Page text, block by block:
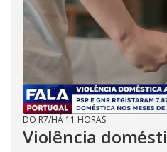
DO R7/HÁ 11 HORAS
Violência